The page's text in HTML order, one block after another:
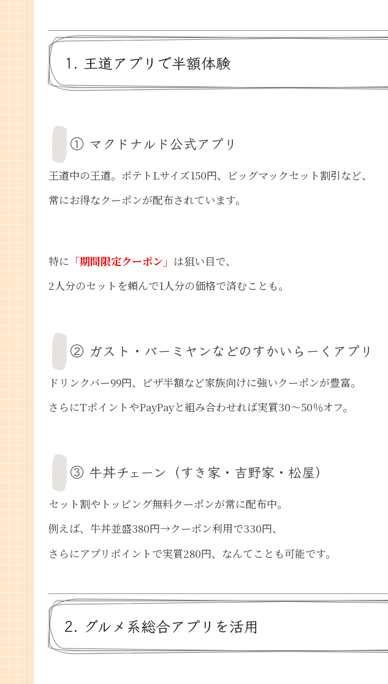
1. 王道アプリで半額体験
① マクドナルド公式アプリ
王道中の王道。ポテトLサイズ150円、ビッグマックセット割引など、
常にお得なクーポンが配布されています。
特に 「期間限定クーポン」 は狙い目で、
2人分のセットを頼んで1人分の価格で済むことも。
② ガスト・バーミヤンなどのすかいらーくアプリ
ドリンクバー99円、ピザ半額など家族向けに強いクーポンが豊富。
さらにTポイントやPayPayと組み合わせれば実質30〜50％オフ。
③ 牛丼チェーン（すき家・吉野家・松屋）
セット割やトッピング無料クーポンが常に配布中。
例えば、牛丼並盛380円→クーポン利用で330円、
さらにアプリポイントで実質280円、なんてことも可能です。
2. グルメ系総合アプリを活用